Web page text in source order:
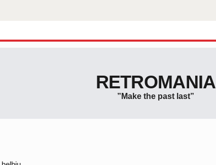
RETROMANIA
”Make the past last”